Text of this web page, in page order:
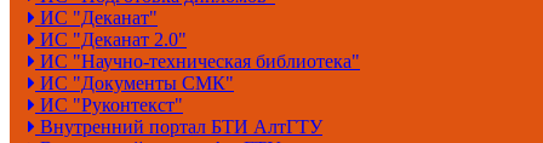
ИС "Деканат"
ИС "Деканат 2.0"
ИС "Научно-техническая библиотека"
ИС "Документы СМК"
ИС "Руконтекст"
Внутренний портал БТИ АлтГТУ